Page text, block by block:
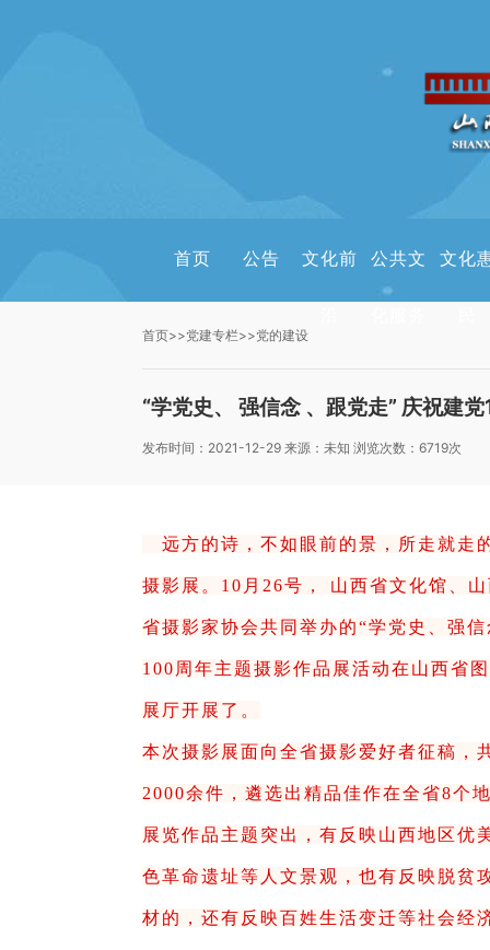
首页 公告 文化前 公共文 文化
首页>>党建专栏>>党的建设
“学党史、 强信念 、跟党走” 庆祝建
发布时间：2021-12-29 来源：未知 浏览次数：6719次
远方的诗，不如眼前的景，所走就走
摄影展。10月26号， 山西省文化馆、
省摄影家协会共同举办的“学党史、强
100周年主题摄影作品展活动在山西省
展厅开展了。
本次摄影展面向全省摄影爱好者征稿，
2000余件，遴选出精品佳作在全省8个
展览作品主题突出，有反映山西地区优
色革命遗址等人文景观，也有反映脱贫
材的，还有反映百姓生活变迁等社会经